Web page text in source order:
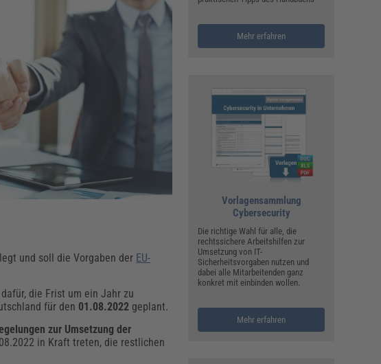
Vergaberecht
Personalmanagement
Fachpublikationen & Arbeitshilfen
Weiterbildungen (AKADEMIE HERKERT)
und soll die Vorgaben der EU-
die Frist um ein Jahr zu
für den 01.08.2022 geplant.
zur Umsetzung der
in Kraft treten, die restlichen
Mehr erfahren
Vorlagensammlung
Cybersecurity
Die richtige Wahl für alle, die
rechtssichere Arbeitshilfen zur
Umsetzung von IT-
Sicherheitsvorgaben nutzen und
dabei alle Mitarbeitenden ganz
konkret mit einbinden wollen.
Mehr erfahren